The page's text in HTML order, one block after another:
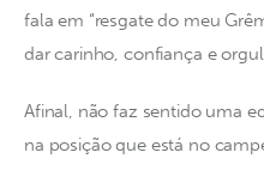
fala em “resgate do meu
dar carinho, confiança e
Afinal, não faz sentido uma
na posição que está no